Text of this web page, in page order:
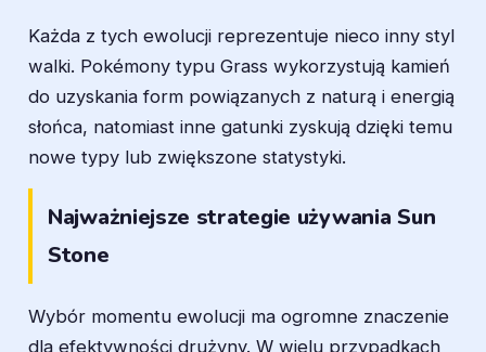
Każda z tych ewolucji reprezentuje nieco inny styl
walki. Pokémony typu Grass wykorzystują kamień
do uzyskania form powiązanych z naturą i energią
słońca, natomiast inne gatunki zyskują dzięki temu
nowe typy lub zwiększone statystyki.
Najważniejsze strategie używania Sun
Stone
Wybór momentu ewolucji ma ogromne znaczenie
dla efektywności drużyny. W wielu przypadkach